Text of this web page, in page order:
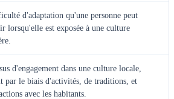
d'adaptation qu'une personne peut
lorsqu'elle est exposée à une culture
d'engagement dans une culture locale,
par le biais d'activités, de traditions, et
avec les habitants.